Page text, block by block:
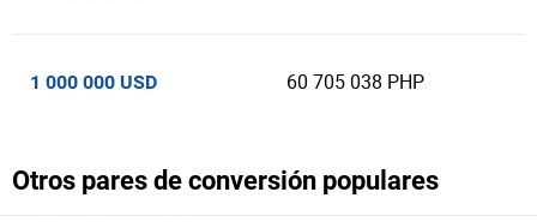
1 000 000 USD 60 705 038 PHP
Otros pares de conversión populares